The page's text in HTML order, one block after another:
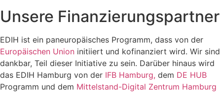
Unsere Finanzierungspartner
EDIH ist ein paneuropäisches Programm, dass von der
Europäischen Union initiiert und kofinanziert wird. Wir sind
dankbar, Teil dieser Initiative zu sein. Darüber hinaus wird
das EDIH Hamburg von der IFB Hamburg, dem DE HUB
Programm und dem Mittelstand-Digital Zentrum Hamburg